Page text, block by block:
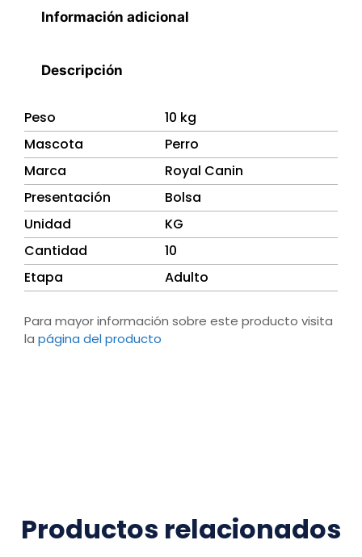
Información adicional
Descripción
Peso
10 kg
Mascota
Perro
Marca
Royal Canin
Presentación
Bolsa
Unidad
KG
Cantidad
10
Etapa
Adulto
Para mayor información sobre este producto visita
la página del producto
Productos relacionados